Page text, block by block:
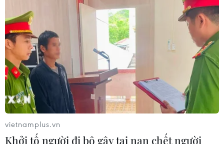
vietnamplus.vn
Khởi tố người đi bộ gây tai nạn chết người